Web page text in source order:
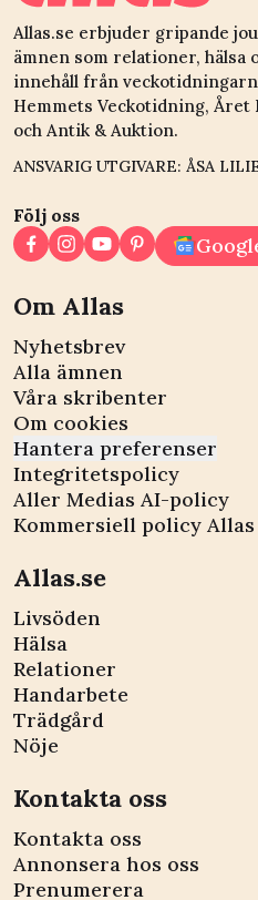
Allas.se erbjuder gripande
ämnen som relationer, hälsa
innehåll från
Hemmets Veckotidning, Året
och Antik & Auktion.
ANSVARIG UTGIVARE: ÅSA
Följ oss
Om Allas
Nyhetsbrev
Alla ämnen
Våra skribenter
Om cookies
Hantera preferenser
Integritetspolicy
Aller Medias AI-policy
Kommersiell policy Allas
Allas.se
Livsöden
Hälsa
Relationer
Handarbete
Trädgård
Nöje
Kontakta oss
Kontakta oss
Annonsera hos oss
Prenumerera